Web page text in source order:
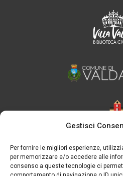
Gestisci
Per fornire le migliori esperienze,
per memorizzare e/o accedere alle
consenso a queste tecnologie ci